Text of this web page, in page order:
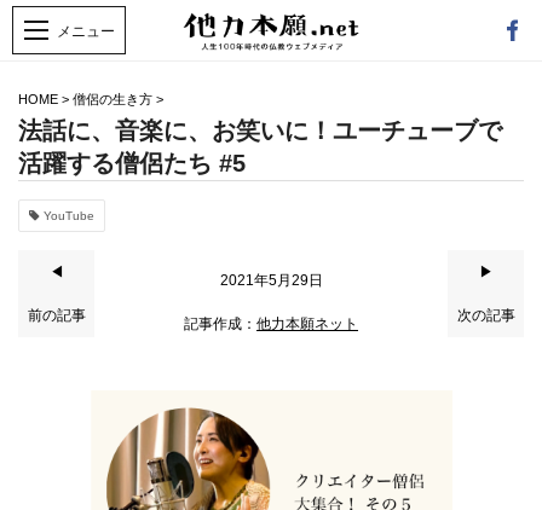
HOME > 僧侶の生き方 >
法話に、音楽に、お笑いに！ユーチューブで
活躍する僧侶たち #5
YouTube
◀
前の記事
2021年5月29日
記事作成： 他力本願ネット
▶
次の記事